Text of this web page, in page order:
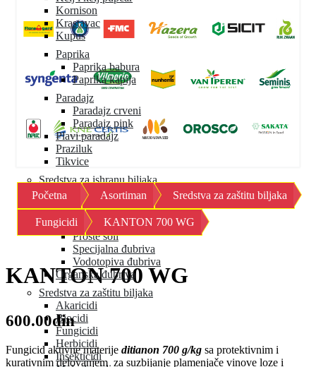
Kornison
Krastavac
Kupus
Paprika
Paprika babura
Paprika kapija
Paradajz
Paradajz crveni
Paradajz pink
Plavi paradajz
Praziluk
Tikvice
Sredstva za ishranu biljaka
Mineralna đubriva
Granulisana đubriva
Mikroelementi
Proste soli
Specijalna đubriva
Vodotopiva đubriva
Organska đubriva
Sredstva za zaštitu biljaka
Akaricidi
Biocidi
Fungicidi
Herbicidi
Insekticidi
Početna Asortiman Sredstva za zaštitu biljaka
Fungicidi KANTON 700 WG
KANTON 700 WG
600.00din
Fungicid aktivne materije ditianon 700 g/kg sa protektivnim i
kurativnim delovanjem za suzbijanje plamenjače vinove loze i